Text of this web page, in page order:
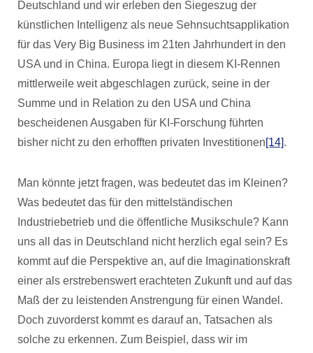
Deutschland und wir erleben den Siegeszug der
künstlichen Intelligenz als neue Sehnsuchtsapplikation
für das Very Big Business im 21ten Jahrhundert in den
USA und in China. Europa liegt in diesem KI-Rennen
mittlerweile weit abgeschlagen zurück, seine in der
Summe und in Relation zu den USA und China
bescheidenen Ausgaben für KI-Forschung führten
bisher nicht zu den erhofften privaten Investitionen[14].
Man könnte jetzt fragen, was bedeutet das im Kleinen?
Was bedeutet das für den mittelständischen
Industriebetrieb und die öffentliche Musikschule? Kann
uns all das in Deutschland nicht herzlich egal sein? Es
kommt auf die Perspektive an, auf die Imaginationskraft
einer als erstrebenswert erachteten Zukunft und auf das
Maß der zu leistenden Anstrengung für einen Wandel.
Doch zuvorderst kommt es darauf an, Tatsachen als
solche zu erkennen. Zum Beispiel, dass wir im